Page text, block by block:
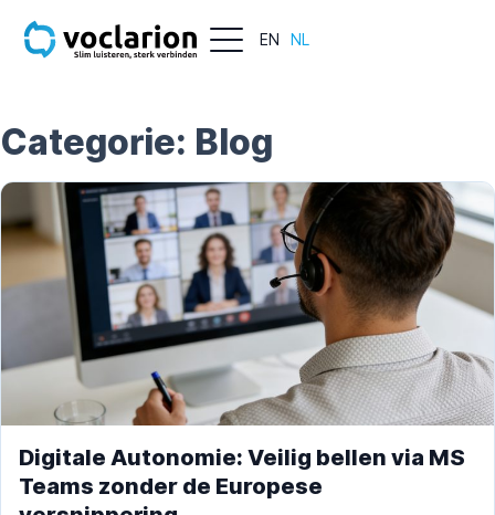
EN NL
Categorie: Blog
Digitale Autonomie: Veilig bellen via MS
Teams zonder de Europese